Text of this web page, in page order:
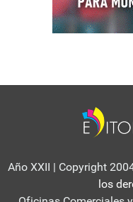
Año XXII | Copyright
los